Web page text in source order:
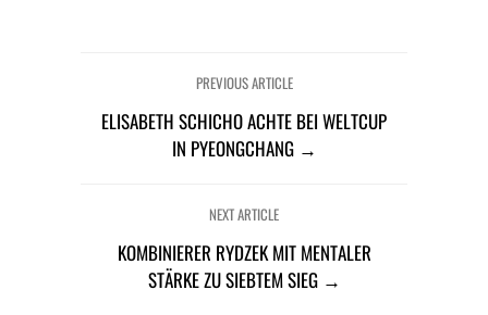
PREVIOUS ARTICLE
ELISABETH SCHICHO ACHTE BEI WELTCUP
IN PYEONGCHANG →
NEXT ARTICLE
KOMBINIERER RYDZEK MIT MENTALER
STÄRKE ZU SIEBTEM SIEG →